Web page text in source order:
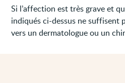
Si l’affection est très grave et
indiqués ci-dessus ne suffisent
vers un dermatologue ou un